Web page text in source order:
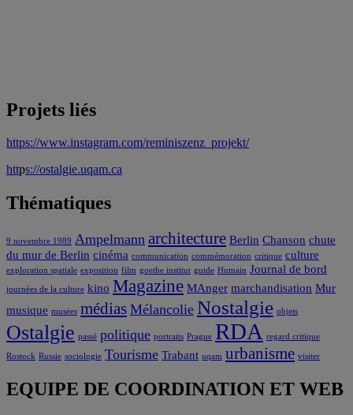
Projets liés
https://www.instagram.com/reminiszenz_projekt/
https://ostalgie.uqam.ca
Thématiques
9 novembre 1989 Ampelmann architecture Berlin Chanson chute
du mur de Berlin cinéma communication commémoration critique culture
exploration spatiale exposition film goethe institut guide Humain Journal de bord
journées de la culture kino Magazine MAnger marchandisation Mur
musique musées médias Mélancolie Nostalgie objets
Ostalgie passé politique portraits Prague RDA regard critique
Rostock Russie sociologie Tourisme Trabant uqam urbanisme visiter
EQUIPE DE COORDINATION ET WEB